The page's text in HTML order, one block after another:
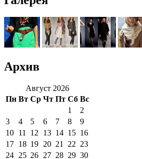
Архив
Август 2026
Пн Вт Ср Чт Пт Сб Вс
1
2
3
4 5 6 7 8
9
10 11 12 13 14 15 16
17 18 19 20 21 22 23
24 25 26 27 28 29 30